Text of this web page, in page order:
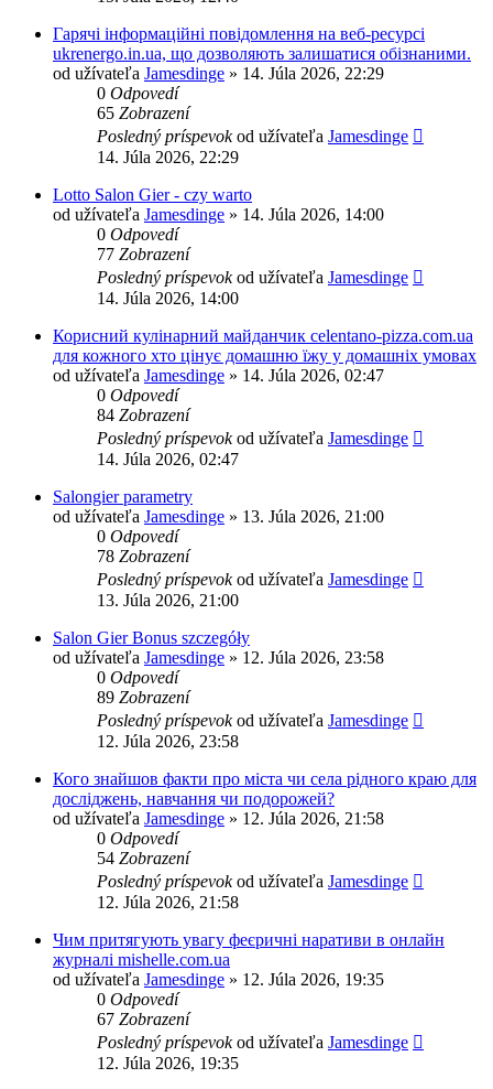
Гарячі інформаційні повідомлення на веб-ресурсі
ukrenergo.in.ua, що дозволяють залишатися обізнаними.
od užívateľa Jamesdinge » 14. Júla 2026, 22:29
0 Odpovedí
65 Zobrazení
Posledný príspevokod užívateľa Jamesdinge
14. Júla 2026, 22:29
Lotto Salon Gier - czy warto
od užívateľa Jamesdinge » 14. Júla 2026, 14:00
0 Odpovedí
77 Zobrazení
Posledný príspevokod užívateľa Jamesdinge
14. Júla 2026, 14:00
Корисний кулінарний майданчик celentano-pizza.com.ua
для кожного хто цінує домашню їжу у домашніх умовах
od užívateľa Jamesdinge » 14. Júla 2026, 02:47
0 Odpovedí
84 Zobrazení
Posledný príspevokod užívateľa Jamesdinge
14. Júla 2026, 02:47
Salongier parametry
od užívateľa Jamesdinge » 13. Júla 2026, 21:00
0 Odpovedí
78 Zobrazení
Posledný príspevokod užívateľa Jamesdinge
13. Júla 2026, 21:00
Salon Gier Bonus szczegóły
od užívateľa Jamesdinge » 12. Júla 2026, 23:58
0 Odpovedí
89 Zobrazení
Posledný príspevokod užívateľa Jamesdinge
12. Júla 2026, 23:58
Кого знайшов факти про міста чи села рідного краю для
досліджень, навчання чи подорожей?
od užívateľa Jamesdinge » 12. Júla 2026, 21:58
0 Odpovedí
54 Zobrazení
Posledný príspevokod užívateľa Jamesdinge
12. Júla 2026, 21:58
Чим притягують увагу феєричні наративи в онлайн
журналі mishelle.com.ua
od užívateľa Jamesdinge » 12. Júla 2026, 19:35
0 Odpovedí
67 Zobrazení
Posledný príspevokod užívateľa Jamesdinge
12. Júla 2026, 19:35